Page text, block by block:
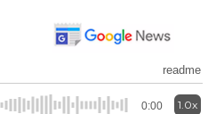
readme
0:00 1.0x